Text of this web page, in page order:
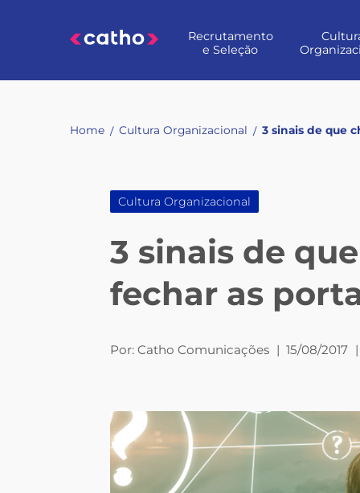
Recrutamento
e Seleção
Home / Cultura Organizacional / 3 sinais de que
Cultura Organizacional
3 sinais de
fechar as
Por: Catho Comunicações | 15/08/2017 |